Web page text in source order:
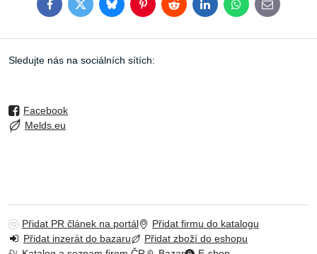
FacebookTwitterBlueskyPinterestRedditLinkedInWhatsApp
E-
mail
Sledujte nás na sociálních sítích:
Facebook
Melds.eu
Přidat PR článek na portál
Přidat firmu do katalogu
Přidat inzerát do bazaru
Přidat zboží do eshopu